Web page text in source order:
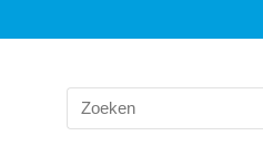
Search
for: